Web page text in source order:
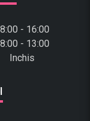
- 16:00
- 13:00
Inchis